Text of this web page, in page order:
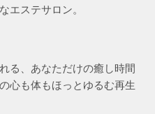
エステサロン。
る、あなただけの癒し時間
心も体もほっとゆるむ再生